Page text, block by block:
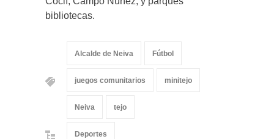
bibliotecas.
Alcalde de Neiva Fútbol
juegos comunitarios minitejo
Neiva tejo
Deportes